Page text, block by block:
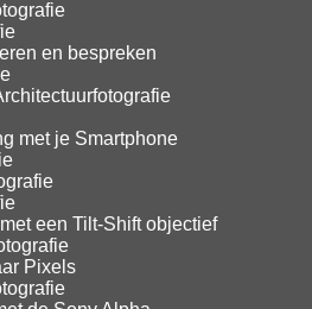
en bespreken
met je Smartphone
een Tilt-Shift objectief
Pixels